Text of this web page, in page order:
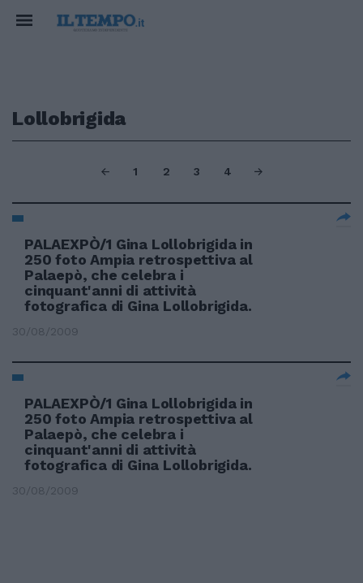
Lollobrigida
1 2 3 4
PALAEXPÒ/1 Gina Lollobrigida in
250 foto Ampia retrospettiva al
Palaepò, che celebra i
cinquant'anni di attività
fotografica di Gina Lollobrigida.
30/08/2009
PALAEXPÒ/1 Gina Lollobrigida in
250 foto Ampia retrospettiva al
Palaepò, che celebra i
cinquant'anni di attività
fotografica di Gina Lollobrigida.
30/08/2009